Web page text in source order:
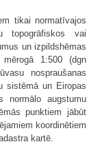
tikai normatīvajos
topogrāfiskos vai
un izpildshēmas
1:500 (dgn
nospraušanas
sistēmā un Eiropas
normālo augstumu
punktiem jābūt
koordinētiem
kartē.